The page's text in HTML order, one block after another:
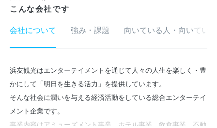
こんな会社です
会社について
強み・課題 向いている人・向いてい
浜友観光はエンターテイメントを通じて人々の人生を楽しく・豊
かにして「明日を生きる活力」を提供しています。
そんな社会に潤いを与える経済活動をしている総合エンターテイ
メント企業です。
事業内容はアミューズメント事業、ホテル事業、飲食事業、不動